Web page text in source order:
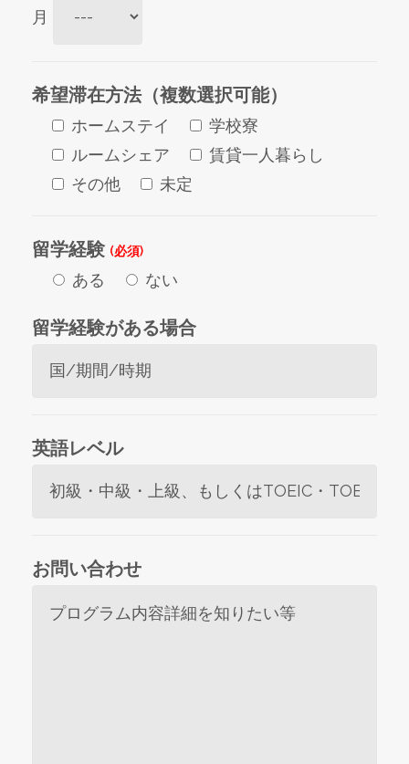
月
希望滞在方法（複数選択可能）
ホームステイ
学校寮
ルームシェア
賃貸一人暮らし
その他
未定
留学経験 (必須)
ある ない
留学経験がある場合
英語レベル
お問い合わせ